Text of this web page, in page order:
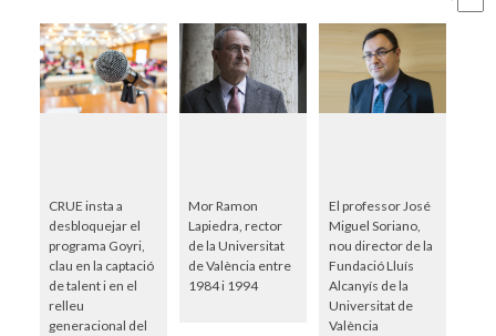
CRUE insta a
desbloquejar el
programa Goyri,
clau en la captació
de talent i en el
relleu
generacional del
Mor Ramon
Lapiedra, rector
de la Universitat
de València entre
1984 i 1994
El professor José
Miguel Soriano,
nou director de la
Fundació Lluís
Alcanyís de la
Universitat de
València